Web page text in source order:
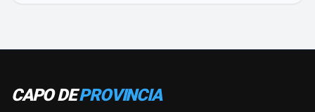
CAPO DEPROVINCIA